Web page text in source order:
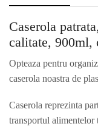
Caserola
calitate, 900ml,
Opteaza pentru
caserola noastra de
Caserola reprezinta
transportul alimentelor